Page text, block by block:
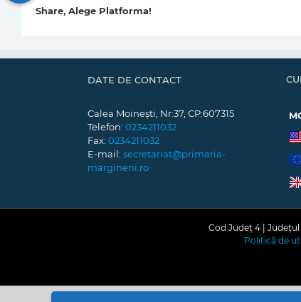
Share, Alege Platforma!
DATE DE CONTACT
Calea Moinești, Nr:37, CP:607315
Telefon: 0234211032
Fax: 0234211032
E-mail: secretariat@primaria-
margineni.ro
Cod Județ 4 |
Politică de